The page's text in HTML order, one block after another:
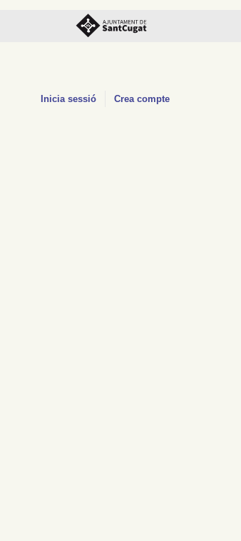
Inicia sessió Crea compte